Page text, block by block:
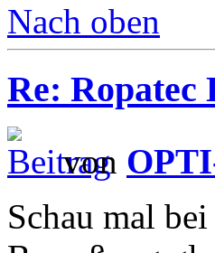
Nach oben
Re: Ropatec
von
Schau mal